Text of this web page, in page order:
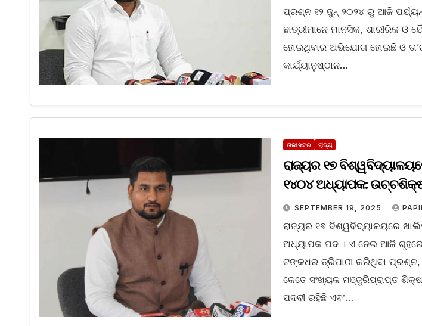
ପ୍ରଶ୍ନ ୧୨ ଜୁନ୍ ୨୦୨୪ ରୁ ଆଜି
ଛାତ୍ରୀମାନେ ମାନସିକ, ଶାରୀରିକ ଓ
ହୋଇଥିବାର ଅଭିଯୋଗ ହୋଇଛି ଓ
କାର୍ଯ୍ୟାନୁଷ୍ଠାନ…
ତାଜା ଖବର ରାଜ୍ୟ
ରାଜ୍ୟର ୧୭
୧୪୦୪ ଅଧ୍ୟାପକ:
SEPTEMBER 19, 2025
ରାଜ୍ୟର ୧୭ ବିଶ୍ୱବିଦ୍ୟାଳୟରେ
ଅଧ୍ୟାପକ ପଦ । ଏ ନେଇ ଆଜି
ଟଙ୍କଧର ତ୍ରିପାଠୀ କରିଥିବା ପ୍ରଶ୍ନ,
କେତେ ସଂଖ୍ୟକ ମଞ୍ଜୁରିପ୍ରାପ୍ତ
ପଦବୀ ରହିଛି ଏବଂ…